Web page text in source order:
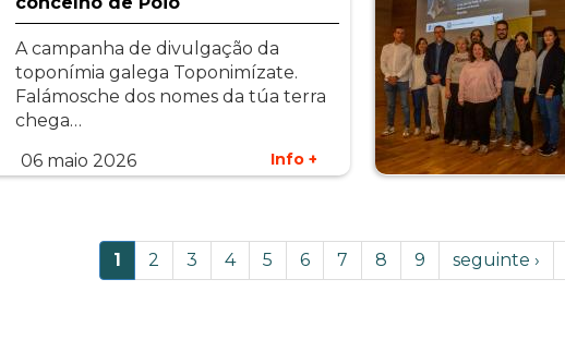
A campanha de divulgação da
toponímia galega Toponimízate.
Falámosche dos nomes da túa terra
chega…
06 maio 2026
Info +
Página
atual
1 Página
2 Página
3 Página
4 Página
5 Página
6 Página
7 Página
8 Página
9
Próxima
página
seguinte ›